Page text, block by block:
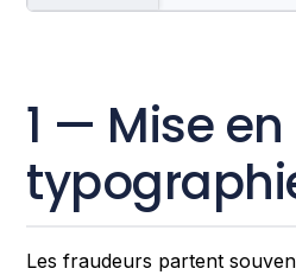
1 — Mise
Les fraudeurs partent